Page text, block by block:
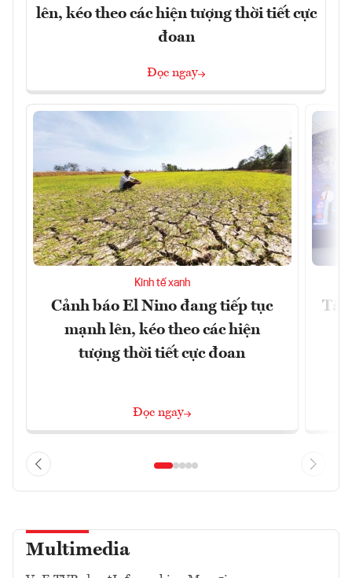
lên, kéo theo các hiện tượng thời tiết cực
đoan
Đọc ngay
Kinh tế xanh
Cảnh báo El Nino đang tiếp tục
mạnh lên, kéo theo các hiện
tượng thời tiết cực đoan
Đọc ngay
Multimedia